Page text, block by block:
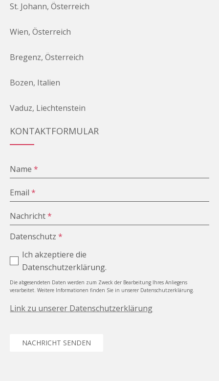
St. Johann, Österreich
Wien, Österreich
Bregenz, Österreich
Bozen, Italien
Vaduz, Liechtenstein
KONTAKTFORMULAR
Name*
Email*
Nachricht*
Datenschutz*
Ich akzeptiere die
Datenschutzerklärung.
Die abgesendeten Daten werden zum Zweck der Bearbeitung Ihres Anliegens
verarbeitet. Weitere Informationen finden Sie in unserer Datenschutzerklärung.
Link zu unserer Datenschutzerklärung
NACHRICHT SENDEN